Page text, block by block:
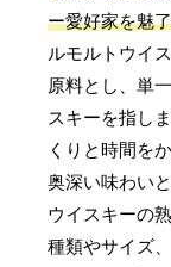
ー愛好家を魅
ルモルトウイ
原料とし、単
スキーを指し
くりと時間を
奥深い味わい
ウイスキーの
種類やサイズ